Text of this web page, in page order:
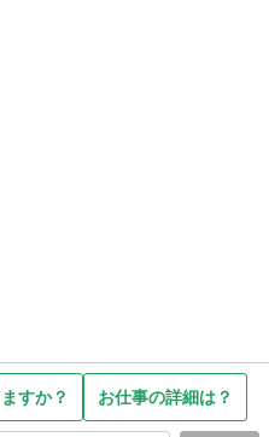
すか？ お仕事の詳細は？